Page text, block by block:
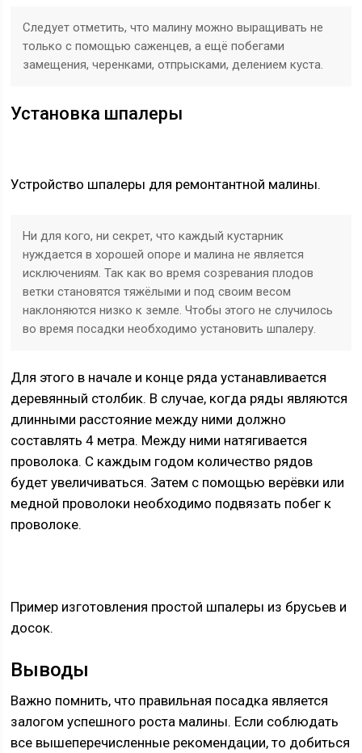
Следует отметить, что малину можно выращивать не
только с помощью саженцев, а ещё побегами
замещения, черенками, отпрысками, делением куста.
Установка шпалеры
Устройство шпалеры для ремонтантной малины.
Ни для кого, ни секрет, что каждый кустарник
нуждается в хорошей опоре и малина не является
исключениям. Так как во время созревания плодов
ветки становятся тяжёлыми и под своим весом
наклоняются низко к земле. Чтобы этого не случилось
во время посадки необходимо установить шпалеру.
Для этого в начале и конце ряда устанавливается
деревянный столбик. В случае, когда ряды являются
длинными расстояние между ними должно
составлять 4 метра. Между ними натягивается
проволока. С каждым годом количество рядов
будет увеличиваться. Затем с помощью верёвки или
медной проволоки необходимо подвязать побег к
проволоке.
Пример изготовления простой шпалеры из брусьев и
досок.
Выводы
Важно помнить, что правильная посадка является
залогом успешного роста малины. Если соблюдать
все вышеперечисленные рекомендации, то добиться